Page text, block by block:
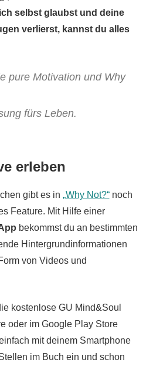
selbst glaubst und deine
verlierst, kannst du alles
pure Motivation und Why
fürs Leben.
erleben
gibt es in „Why Not?“noch
Feature. Mit Hilfe einer
bekommst du an bestimmten
Hintergrundinformationen
von Videos und
kostenlose GU Mind&Soul
oder im Google Play Store
mit deinem Smartphone
im Buch ein und schon